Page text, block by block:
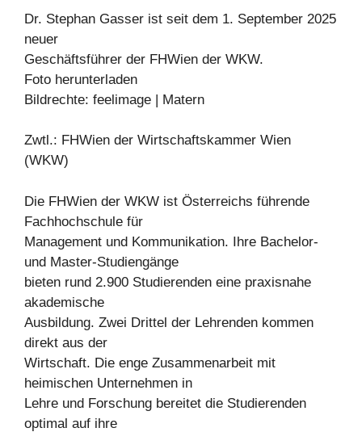
Dr. Stephan Gasser ist seit dem 1. September 2025
neuer
Geschäftsführer der FHWien der WKW.
Foto herunterladen
Bildrechte: feelimage | Matern
Zwtl.: FHWien der Wirtschaftskammer Wien
(WKW)
Die FHWien der WKW ist Österreichs führende
Fachhochschule für
Management und Kommunikation. Ihre Bachelor-
und Master-Studiengänge
bieten rund 2.900 Studierenden eine praxisnahe
akademische
Ausbildung. Zwei Drittel der Lehrenden kommen
direkt aus der
Wirtschaft. Die enge Zusammenarbeit mit
heimischen Unternehmen in
Lehre und Forschung bereitet die Studierenden
optimal auf ihre